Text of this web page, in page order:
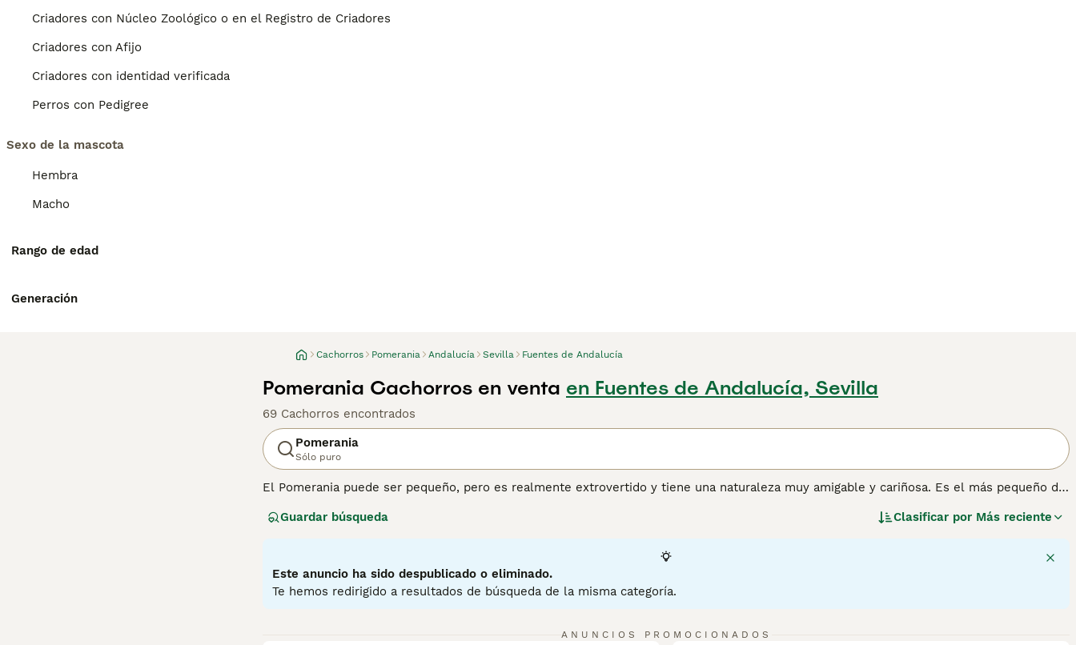
Criadores con Núcleo Zoológico o en el Registro de Criadores
Criadores con Afijo
Criadores con identidad verificada
Perros con Pedigree
Sexo de la mascota
Hembra
Macho
Rango de edad
Generación
Cachorros Pomerania Andalucía Sevilla Fuentes de Andalucía
Pomerania Cachorros en venta en Fuentes de Andalucía, Sevilla
69 Cachorros encontrados
Pomerania
Sólo puro
El Pomerania puede ser pequeño, pero es realmente extrovertido y tiene una naturaleza muy amigable y cariñosa. Es el más pequeño de
popularizó estos pequeños perros durante su reinado en el siglo XX.
para obtener información sobre esta raza de perro.
Guardar búsqueda Clasificar por Más reciente
Este anuncio ha sido despublicado o eliminado.
Te hemos redirigido a resultados de búsqueda de la misma categoría.
ANUNCIOS PROMOCIONADOS